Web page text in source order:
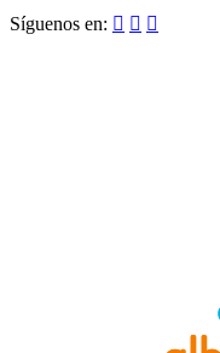
Síguenos en:   